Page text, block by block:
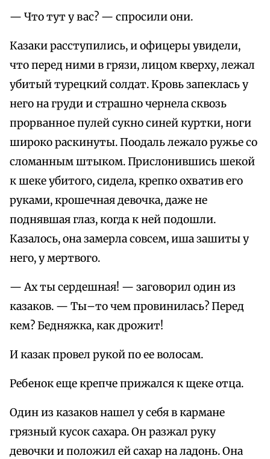
— Что тут у вас? — спросили они.
Казаки расступились, и офицеры увидели,
что перед ними в грязи, лицом кверху, лежал
убитый турецкий солдат. Кровь запеклась у
него на груди и страшно чернела сквозь
прорванное пулей сукно синей куртки, ноги
широко раскинуты. Поодаль лежало ружье со
сломанным штыком. Прислонившись шекой
к шеке убитого, сидела, крепко охватив его
руками, крошечная девочка, даже не
поднявшая глаз, когда к ней подошли.
Казалось, она замерла совсем, иша зашиты у
него, у мертвого.
— Ах ты сердешная! — заговорил один из
казаков. — Ты–то чем провинилась? Перед
кем? Бедняжка, как дрожит!
И казак провел рукой по ее волосам.
Ребенок еще крепче прижался к щеке отца.
Один из казаков нашел у себя в кармане
грязный кусок сахара. Он разжал руку
девочки и положил ей сахар на ладонь. Она